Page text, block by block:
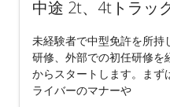
中途 2t、4tトラッ
未経験者で中型免許を所
研修、外部での初任研修を
からスタートします。まず
ライバーのマナーや